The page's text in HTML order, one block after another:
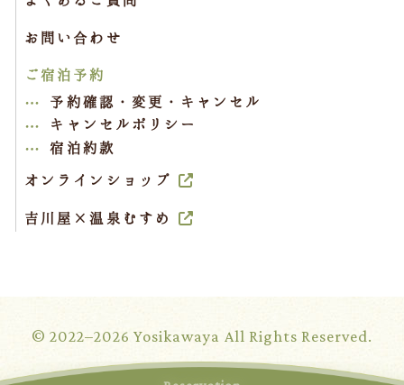
お問い合わせ
ご宿泊予約
予約確認・変更・キャンセル
キャンセルポリシー
宿泊約款
オンラインショップ
吉川屋×温泉むすめ
© 2022–2026 Yosikawaya All Rights Reserved.